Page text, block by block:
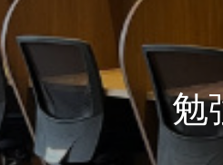
勉強カフェ